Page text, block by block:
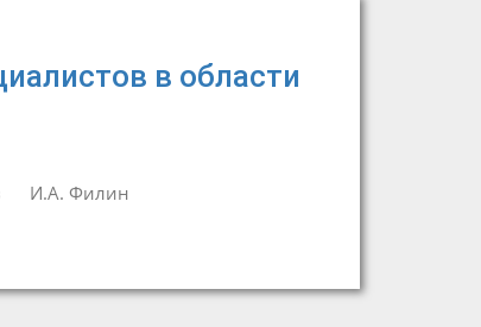
в области
И.А. Филин